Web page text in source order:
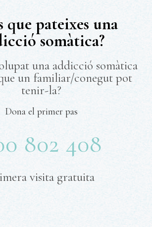
que pateixes una
somàtica?
una addicció somàtica
un familiar/conegut pot
tenir-la?
Dona el primer pas
802 408
visita gratuita